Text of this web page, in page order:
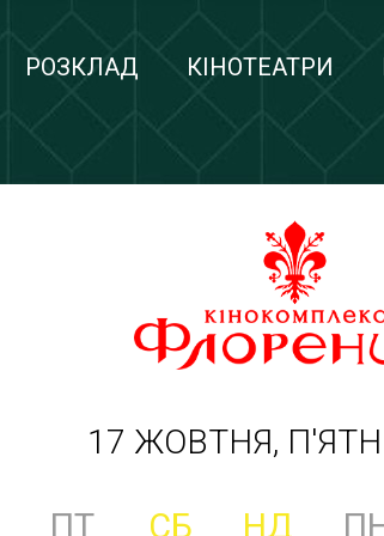
РОЗКЛАД КІНОТЕАТРИ
17 ЖОВТНЯ,
ПТ СБ НД